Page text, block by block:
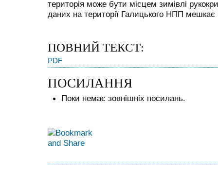
територія може бути місцем зимівлі
даних на території Галицького НПП мешкає
ПОВНИЙ ТЕКСТ:
PDF
ПОСИЛАННЯ
Поки немає зовнішніх посилань.